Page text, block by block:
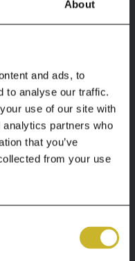
About
and ads, to
to analyse our traffic.
use of our site with
partners who
that you’ve
from your use
3444